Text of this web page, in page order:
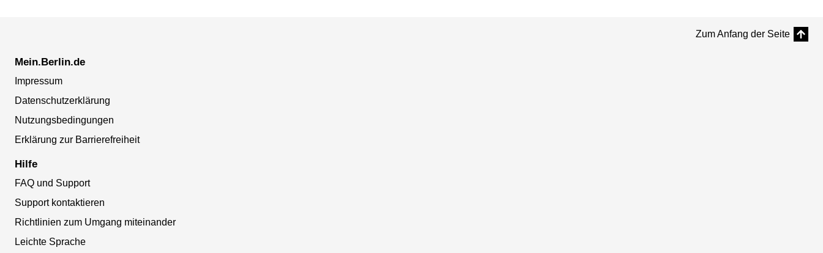
Zum Anfang der Seite
Mein.Berlin.de
Impressum
Datenschutzerklärung
Nutzungsbedingungen
Erklärung zur Barrierefreiheit
Hilfe
FAQ und Support
Support kontaktieren
Richtlinien zum Umgang miteinander
Leichte Sprache